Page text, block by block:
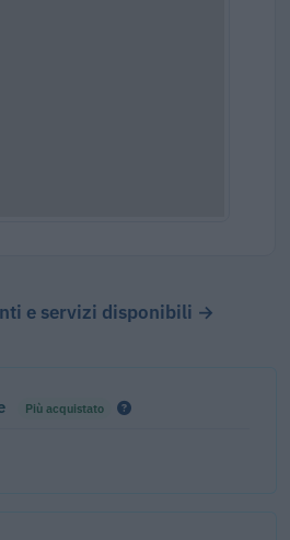
e servizi disponibili →
Più acquistato